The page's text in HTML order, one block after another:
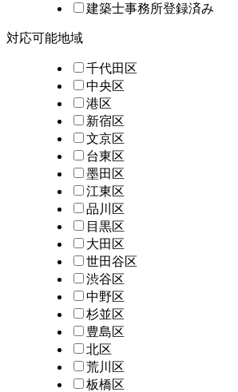
建築士事務所登録済み
対応可能地域
千代田区
中央区
港区
新宿区
文京区
台東区
墨田区
江東区
品川区
目黒区
大田区
世田谷区
渋谷区
中野区
杉並区
豊島区
北区
荒川区
板橋区